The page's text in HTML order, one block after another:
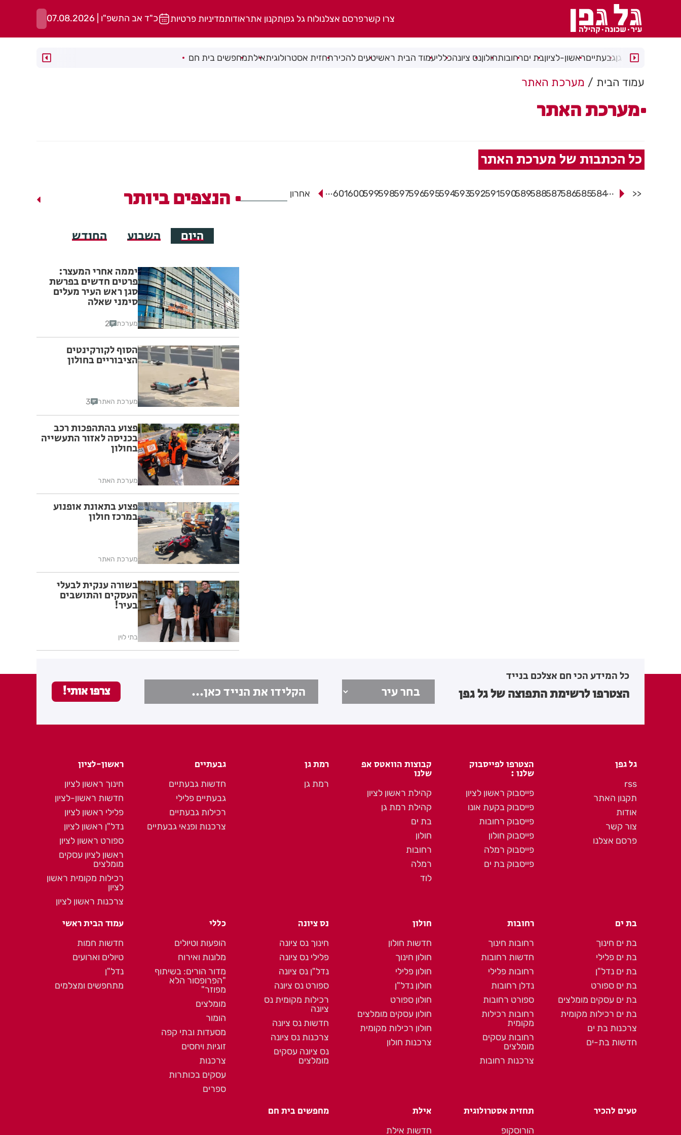
צרו קשרפרסם אצלנולוח גל גפןתקנון אתראודותמדיניות פרטיות כ"ד אב התשפ"ו | 07.08.2026
רמת גןגבעתייםראשון-לציוןבת יםרחובותחולוןנס ציונהכלליעמוד הבית ראשיטעים להכירתחזית אסטרולוגיתאילתמחפשים בית חם
עמוד הבית מערכת האתר
מערכת האתר
כל הכתבות של מערכת האתר
<<
...
584
585
586
587
588
589
590
591
592
593
594
595
596
597
598
599
600
601
... אחרון הנצפים ביותר
היום השבוע החודש
יממה אחרי המעצר:
פרטים חדשים בפרשת
סגן ראש העיר מעלים
סימני שאלה
מערכת 2
הסוף לקורקינטים
הציבוריים בחולון
מערכת האתר 3
פצוע בהתהפכות רכב
בכניסה לאזור התעשייה
בחולון
מערכת האתר
פצוע בתאונת אופנוע
במרכז חולון
מערכת האתר
בשורה ענקית לבעלי
העסקים והתושבים
בעיר!
בתי לוין
כל המידע הכי חם אצלכם בנייד
הצטרפו לרשימת התפוצה של גל גפן
גל גפן
rss
תקנון האתר
אודות
צור קשר
פרסם אצלנו
הצטרפו לפייסבוק
שלנו :
פייסבוק ראשון לציון
פייסבוק בקעת אונו
פייסבוק רחובות
פייסבוק חולון
פייסבוק רמלה
פייסבוק בת ים
קבוצות הוואטס אפ
שלנו
קהילת ראשון לציון
קהילת רמת גן
בת ים
חולון
רחובות
רמלה
לוד
רמת גן
רמת גן
גבעתיים
חדשות גבעתיים
גבעתיים פלילי
רכילות גבעתיים
צרכנות ופנאי גבעתיים
ראשון-לציון
חינוך ראשון לציון
חדשות ראשון-לציון
פלילי ראשון לציון
נדל"ן ראשון לציון
ספורט ראשון לציון
ראשון לציון עסקים
מומלצים
רכילות מקומית ראשון
לציון
צרכנות ראשון לציון
בת ים
בת ים חינוך
בת ים פלילי
בת ים נדל"ן
בת ים ספורט
בת ים עסקים מומלצים
בת ים רכילות מקומית
צרכנות בת ים
חדשות בת-ים
רחובות
רחובות חינוך
חדשות רחובות
רחובות פלילי
נדלן רחובות
ספורט רחובות
רחובות רכילות
מקומית
רחובות עסקים
מומלצים
צרכנות רחובות
חולון
חדשות חולון
חולון חינוך
חולון פלילי
חולון נדל"ן
חולון ספורט
חולון עסקים מומלצים
חולון רכילות מקומית
צרכנות חולון
נס ציונה
חינוך נס ציונה
פלילי נס ציונה
נדל"ן נס ציונה
ספורט נס ציונה
רכילות מקומית נס
ציונה
חדשות נס ציונה
צרכנות נס ציונה
נס ציונה עסקים
מומלצים
כללי
הופעות וטיולים
מלונות ואירוח
מדור הורים: בשיתוף
"הפרופסור הלא
מפוזר"
מומלצים
הומור
מסעדות ובתי קפה
זוגיות ויחסים
צרכנות
עסקים בכותרות
ספרים
עמוד הבית ראשי
חדשות חמות
טיולים וארועים
נדל"ן
מתחפשים ומצלמים
טעים להכיר תחזית אסטרולוגית
הורוסקופ
אילת
חדשות אילת
מחפשים בית חם